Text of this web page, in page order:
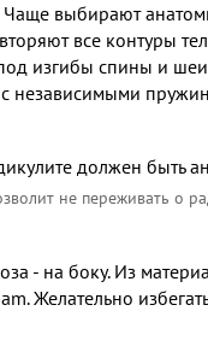
выбирают
все контуры
изгибы спины и
независимыми
не переживать о
- на боку. Из
Желательно